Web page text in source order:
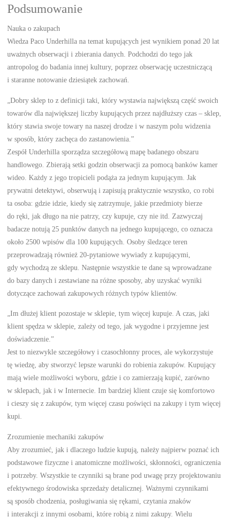
Podsumowanie
Nauka o zakupach
Wiedza Paco Underhilla na temat kupujących jest wynikiem ponad 20 lat
uważnych obserwacji i zbierania danych. Podchodzi do tego jak
antropolog do badania innej kultury, poprzez obserwację uczestniczącą
i staranne notowanie dziesiątek zachowań.
„Dobry sklep to z definicji taki, który wystawia największą część swoich
towarów dla największej liczby kupujących przez najdłuższy czas – sklep,
który stawia swoje towary na naszej drodze i w naszym polu widzenia
w sposób, który zachęca do zastanowienia.”
Zespół Underhilla sporządza szczegółową mapę badanego obszaru
handlowego. Zbierają setki godzin obserwacji za pomocą banków kamer
wideo. Każdy z jego tropicieli podąża za jednym kupującym. Jak
prywatni detektywi, obserwują i zapisują praktycznie wszystko, co robi
ta osoba: gdzie idzie, kiedy się zatrzymuje, jakie przedmioty bierze
do ręki, jak długo na nie patrzy, czy kupuje, czy nie itd. Zazwyczaj
badacze notują 25 punktów danych na jednego kupującego, co oznacza
około 2500 wpisów dla 100 kupujących. Osoby śledzące teren
przeprowadzają również 20-pytaniowe wywiady z kupującymi,
gdy wychodzą ze sklepu. Następnie wszystkie te dane są wprowadzane
do bazy danych i zestawiane na różne sposoby, aby uzyskać wyniki
dotyczące zachowań zakupowych różnych typów klientów.
„Im dłużej klient pozostaje w sklepie, tym więcej kupuje. A czas, jaki
klient spędza w sklepie, zależy od tego, jak wygodne i przyjemne jest
doświadczenie.”
Jest to niezwykle szczegółowy i czasochłonny proces, ale wykorzystuje
tę wiedzę, aby stworzyć lepsze warunki do robienia zakupów. Kupujący
mają wiele możliwości wyboru, gdzie i co zamierzają kupić, zarówno
w sklepach, jak i w Internecie. Im bardziej klient czuje się komfortowo
i cieszy się z zakupów, tym więcej czasu poświęci na zakupy i tym więcej
kupi.
Zrozumienie mechaniki zakupów
Aby zrozumieć, jak i dlaczego ludzie kupują, należy najpierw poznać ich
podstawowe fizyczne i anatomiczne możliwości, skłonności, ograniczenia
i potrzeby. Wszystkie te czynniki są brane pod uwagę przy projektowaniu
efektywnego środowiska sprzedaży detalicznej. Ważnymi czynnikami
są sposób chodzenia, posługiwania się rękami, czytania znaków
i interakcji z innymi osobami, które robią z nimi zakupy. Wielu